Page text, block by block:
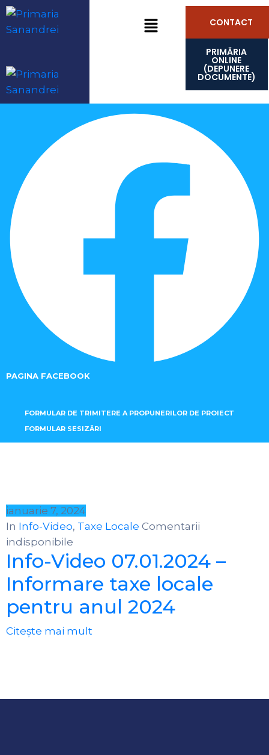
CONTACT
PRIMĂRIA
ONLINE
(DEPUNERE
DOCUMENTE)
PAGINA FACEBOOK
FORMULAR DE TRIMITERE A PROPUNERILOR DE PROIECT
FORMULAR SESIZĂRI
ianuarie 7, 2024
In Info-Video‚ Taxe Locale Comentarii
indisponibile
Info-Video 07.01.2024 –
Informare taxe locale
pentru anul 2024
Citește mai mult